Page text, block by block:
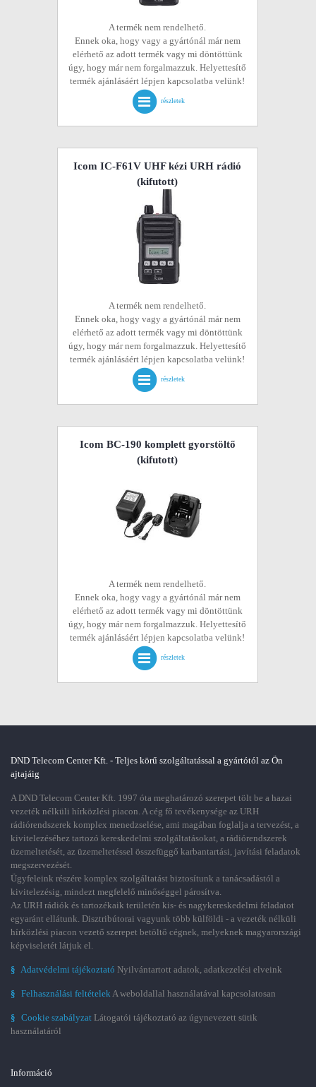
A termék nem rendelhető.
Ennek oka, hogy vagy a gyártónál már nem
elérhető az adott termék vagy mi döntöttünk
úgy, hogy már nem forgalmazzuk. Helyettesítő
termék ajánlásáért lépjen kapcsolatba velünk!
részletek
Icom IC-F61V UHF kézi URH rádió
(kifutott)
A termék nem rendelhető.
Ennek oka, hogy vagy a gyártónál már nem
elérhető az adott termék vagy mi döntöttünk
úgy, hogy már nem forgalmazzuk. Helyettesítő
termék ajánlásáért lépjen kapcsolatba velünk!
részletek
Icom BC-190 komplett gyorstöltő
(kifutott)
A termék nem rendelhető.
Ennek oka, hogy vagy a gyártónál már nem
elérhető az adott termék vagy mi döntöttünk
úgy, hogy már nem forgalmazzuk. Helyettesítő
termék ajánlásáért lépjen kapcsolatba velünk!
részletek
DND Telecom Center Kft. - Teljes körű szolgáltatással a gyártótól az Ön
ajtajáig
A DND Telecom Center Kft. 1997 óta meghatározó szerepet tölt be a hazai
vezeték nélküli hírközlési piacon. A cég fő tevékenysége az URH
rádiórendszerek komplex menedzselése, ami magában foglalja a tervezést, a
kivitelezéséhez tartozó kereskedelmi szolgáltatásokat, a rádiórendszerek
üzemeltetését, az üzemeltetéssel összefüggő karbantartási, javítási feladatok
megszervezését.
Ügyfeleink részére komplex szolgáltatást biztosítunk a tanácsadástól a
kivitelezésig, mindezt megfelelő minőséggel párosítva.
Az URH rádiók és tartozékaik területén kis- és nagykereskedelmi feladatot
egyaránt ellátunk. Disztribútorai vagyunk több külföldi - a vezeték nélküli
hírközlési piacon vezető szerepet betöltő cégnek, melyeknek magyarországi
képviseletét látjuk el.
§ Adatvédelmi tájékoztató Nyilvántartott adatok, adatkezelési elveink
§ Felhasználási feltételekA weboldallal használatával kapcsolatosan
§ Cookie szabályzat Látogatói tájékoztató az úgynevezett sütik
használatáról
Információ